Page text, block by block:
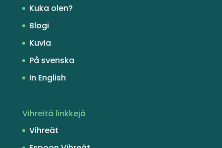
Kuka olen?
Blogi
Kuvia
På svenska
In English
Vihreitä linkkejä
Vihreät